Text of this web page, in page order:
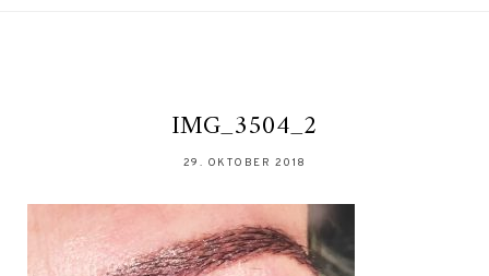
IMG_3504_2
29. OKTOBER 2018